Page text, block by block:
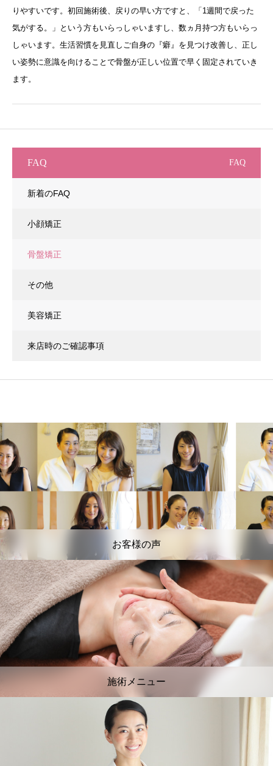
りやすいです。初回施術後、戻りの早い方ですと、「1週間で戻った
気がする。」という方もいらっしゃいますし、数ヵ月持つ方もいらっ
しゃいます。生活習慣を見直しご自身の『癖』を見つけ改善し、正し
い姿勢に意識を向けることで骨盤が正しい位置で早く固定されていき
ます。
FAQ FAQ
新着のFAQ
小顔矯正
骨盤矯正
その他
美容矯正
来店時のご確認事項
お客様の声
施術メニュー